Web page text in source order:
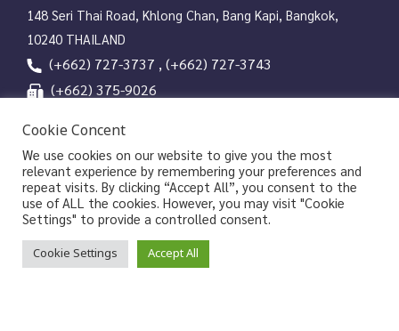
148 Seri Thai Road, Khlong Chan, Bang Kapi, Bangkok,
10240 THAILAND
(+662) 727-3737 , (+662) 727-3743
(+662) 375-9026
Line OA
Copyrights © 2026 Library and Information Center, NIDA
Cookie Concent
We use cookies on our website to give you the most
relevant experience by remembering your preferences and
repeat visits. By clicking “Accept All”, you consent to the
use of ALL the cookies. However, you may visit "Cookie
Settings" to provide a controlled consent.
Cookie Settings Accept All